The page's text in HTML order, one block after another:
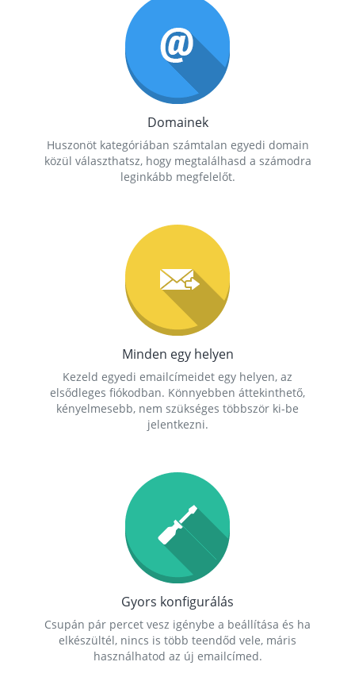
Domainek
Huszonöt kategóriában számtalan egyedi domain
közül választhatsz, hogy megtalálhasd a számodra
leginkább megfelelőt.
Minden egy helyen
Kezeld egyedi emailcímeidet egy helyen, az
elsődleges fiókodban. Könnyebben áttekinthető,
kényelmesebb, nem szükséges többször ki-be
jelentkezni.
Gyors konfigurálás
Csupán pár percet vesz igénybe a beállítása és ha
elkészültél, nincs is több teendőd vele, máris
használhatod az új emailcímed.